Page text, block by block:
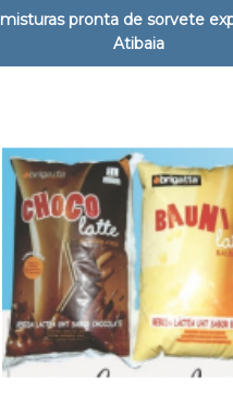
misturas pronta de sorvete
Atibaia